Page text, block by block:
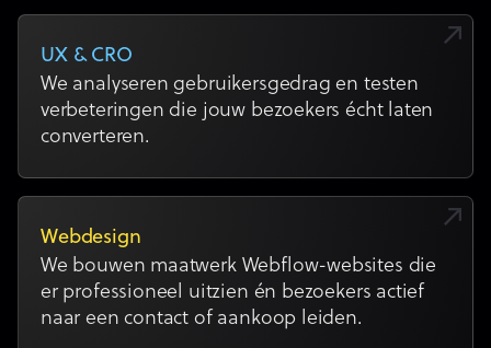
UX & CRO
We analyseren gebruikersgedrag en testen
verbeteringen die jouw bezoekers écht laten
converteren.
Webdesign
We bouwen maatwerk Webflow-websites die
er professioneel uitzien én bezoekers actief
naar een contact of aankoop leiden.